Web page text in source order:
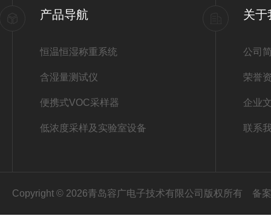
产品导航
恒温恒湿称重系统
含湿量测试仪
便携式VOC采样器
低浓度采样及实验室设备
关于
公司
荣誉
企业
联系
Copyright © 2026青岛容广电子技术有限公司版权所有 备